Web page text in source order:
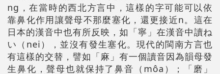
ng，在當時的西北方言中，這樣的字可能可以依
靠鼻化作用讓聲母不那麼塞化，還更接近n。這在
日本的漢音中也有所反映，如「寧」在漢音中讀ね
い（nei），並沒有發生塞化。現代的閩南方言也
有這樣的交替，譬如「麻」有一個讀音因為韻母發
生鼻化，聲母也就保持了鼻音（môa）；「磨」